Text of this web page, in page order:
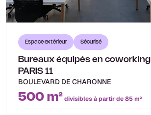
Espace extérieur Sécurisé
Bureaux équipés en coworking
PARIS 11
BOULEVARD DE CHARONNE
500 m²divisibles à partir de 85 m²